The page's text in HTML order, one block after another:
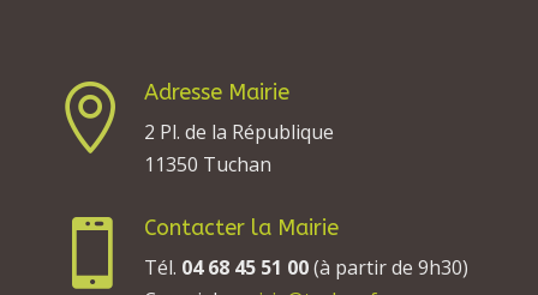

Adresse Mairie
2 Pl. de la République
11350 Tuchan

Contacter la Mairie
Tél. 04 68 45 51 00(à partir de 9h30)